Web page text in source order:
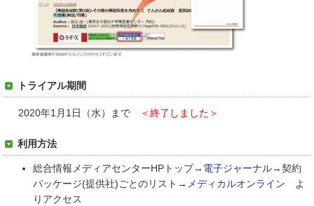
トライアル期間
2020年1月1日（水）まで ＜終了しました＞
利用方法
総合情報メディアセンターHPトップ→ 電子ジャーナル→契約
パッケージ(提供社)ごとのリスト→ メディカルオンライン よ
りアクセス